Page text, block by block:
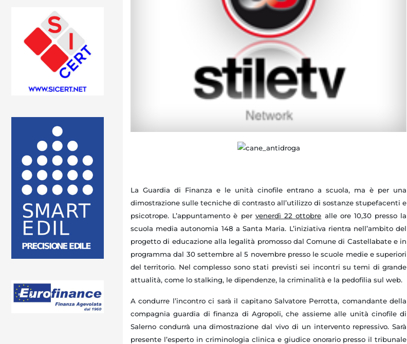
La Guardia di Finanza e le unità cinofile entrano a scuola, ma è per una
dimostrazione sulle tecniche di contrasto all’utilizzo di sostanze stupefacenti e
psicotrope. L’appuntamento è per venerdì 22 ottobre alle ore 10,30 presso la
scuola media autonomia 148 a Santa Maria. L’iniziativa rientra nell’ambito del
progetto di educazione alla legalità promosso dal Comune di Castellabate e in
programma dal 30 settembre al 5 novembre presso le scuole medie e superiori
del territorio. Nel complesso sono stati previsti sei incontri su temi di grande
attualità, come lo stalking, le dipendenze, la criminalità e la pedofilia sul web.
A condurre l’incontro ci sarà il capitano Salvatore Perrotta, comandante della
compagnia guardia di finanza di Agropoli, che assieme alle unità cinofile di
Salerno condurrà una dimostrazione dal vivo di un intervento repressivo. Sarà
presente l’esperto in criminologia clinica e giudice onorario presso il tribunale